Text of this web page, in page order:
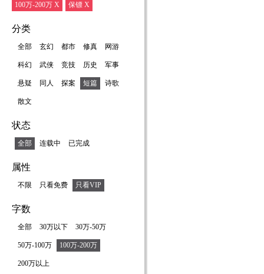
100万-200万 X 保镖 X
分类
全部 玄幻 都市 修真 网游
科幻 武侠 竞技 历史 军事
悬疑 同人 探案 短篇 诗歌
散文
状态
全部 连载中 已完成
属性
不限 只看免费 只看VIP
字数
全部 30万以下 30万-50万
50万-100万 100万-200万
200万以上